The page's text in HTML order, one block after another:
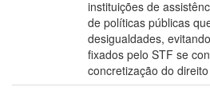
instituições de
de políticas públicas
desigualdades,
fixados pelo STF se
concretização do